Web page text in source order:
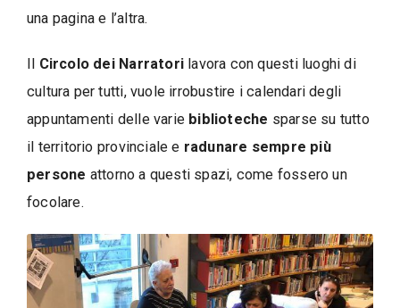
una pagina e l’altra.
Il Circolo dei Narratori lavora con questi luoghi di
cultura per tutti, vuole irrobustire i calendari degli
appuntamenti delle varie biblioteche sparse su tutto
il territorio provinciale e radunare sempre più
persone attorno a questi spazi, come fossero un
focolare.